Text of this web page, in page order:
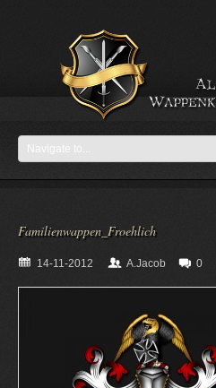
Familienwappen_Froehlich
14-11-2012 A.Jacob 0